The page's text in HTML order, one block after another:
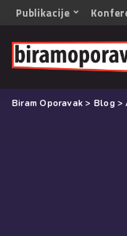
Publikacije
OPORAVAK- Naš
OPORAVAK- Naš
RECOVERY- Our
OPORAVAK- Naš
Biram Oporavak > Blog >